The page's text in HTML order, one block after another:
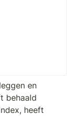
en
behaald
heeft